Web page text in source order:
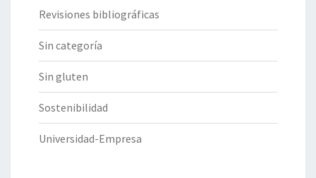
Revisiones bibliográficas
Sin categoría
Sin gluten
Sostenibilidad
Universidad-Empresa